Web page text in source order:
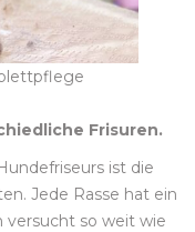
Frisuren.
ist die
Jede Rasse hat ein
versucht so weit wie